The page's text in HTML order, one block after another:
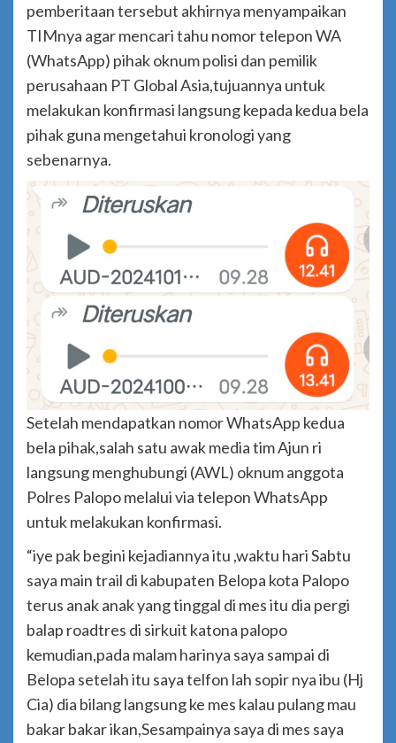
pemberitaan tersebut akhirnya menyampaikan
TIMnya agar mencari tahu nomor telepon WA
(WhatsApp) pihak oknum polisi dan pemilik
perusahaan PT Global Asia,tujuannya untuk
melakukan konfirmasi langsung kepada kedua bela
pihak guna mengetahui kronologi yang
sebenarnya.
Setelah mendapatkan nomor WhatsApp kedua
bela pihak,salah satu awak media tim Ajun ri
langsung menghubungi (AWL) oknum anggota
Polres Palopo melalui via telepon WhatsApp
untuk melakukan konfirmasi.
“iye pak begini kejadiannya itu ,waktu hari Sabtu
saya main trail di kabupaten Belopa kota Palopo
terus anak anak yang tinggal di mes itu dia pergi
balap roadtres di sirkuit katona palopo
kemudian,pada malam harinya saya sampai di
Belopa setelah itu saya telfon lah sopir nya ibu (Hj
Cia) dia bilang langsung ke mes kalau pulang mau
bakar bakar ikan,Sesampainya saya di mes saya